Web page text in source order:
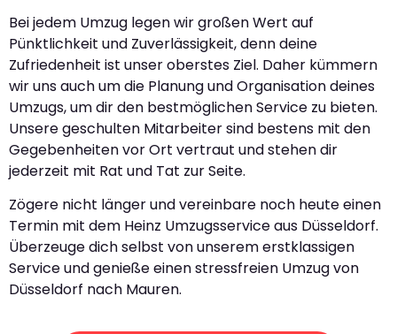
Bei jedem Umzug legen wir großen Wert auf
Pünktlichkeit und Zuverlässigkeit, denn deine
Zufriedenheit ist unser oberstes Ziel. Daher kümmern
wir uns auch um die Planung und Organisation deines
Umzugs, um dir den bestmöglichen Service zu bieten.
Unsere geschulten Mitarbeiter sind bestens mit den
Gegebenheiten vor Ort vertraut und stehen dir
jederzeit mit Rat und Tat zur Seite.
Zögere nicht länger und vereinbare noch heute einen
Termin mit dem Heinz Umzugsservice aus Düsseldorf.
Überzeuge dich selbst von unserem erstklassigen
Service und genieße einen stressfreien Umzug von
Düsseldorf nach Mauren.